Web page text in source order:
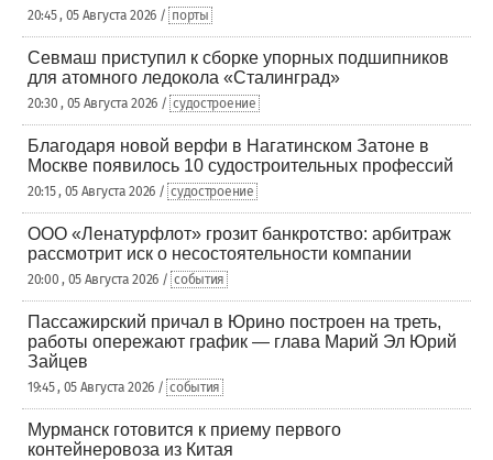
20:45 , 05 Августа 2026 / порты
Севмаш приступил к сборке упорных подшипников
для атомного ледокола «Сталинград»
20:30 , 05 Августа 2026 / судостроение
Благодаря новой верфи в Нагатинском Затоне в
Москве появилось 10 судостроительных профессий
20:15 , 05 Августа 2026 / судостроение
ООО «Ленатурфлот» грозит банкротство: арбитраж
рассмотрит иск о несостоятельности компании
20:00 , 05 Августа 2026 / события
Пассажирский причал в Юрино построен на треть,
работы опережают график — глава Марий Эл Юрий
Зайцев
19:45 , 05 Августа 2026 / события
Мурманск готовится к приему первого
контейнеровоза из Китая